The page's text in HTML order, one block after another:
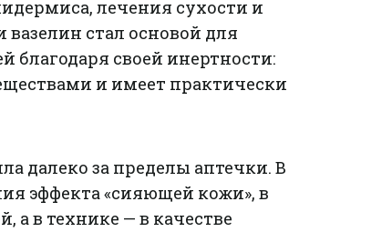
лечения сухости и
стал основой для
благодаря своей инертности:
и имеет практически
далеко за пределы аптечки. В
эффекта «сияющей кожи», в
а в технике — в качестве